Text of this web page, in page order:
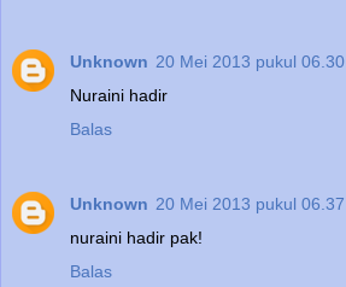
Unknown 20 Mei 2013 pukul 06.30
Nuraini hadir
Balas
Unknown 20 Mei 2013 pukul 06.37
nuraini hadir pak!
Balas